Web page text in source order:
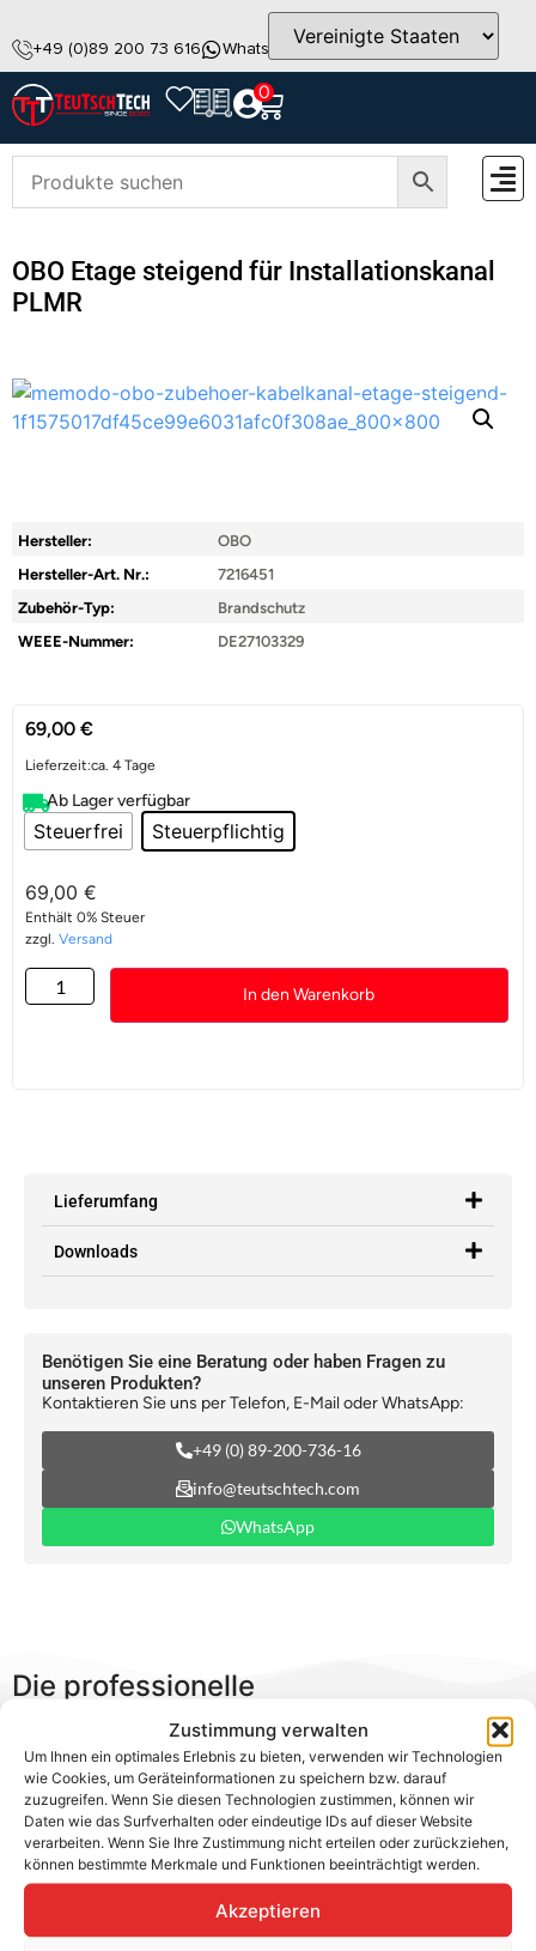
Zustimmung verwalten
Um Ihnen ein optimales Erlebnis zu bieten, verwenden wir Technologien
wie Cookies, um Geräteinformationen zu speichern bzw. darauf
zuzugreifen. Wenn Sie diesen Technologien zustimmen, können wir
Daten wie das Surfverhalten oder eindeutige IDs auf dieser Website
verarbeiten. Wenn Sie Ihre Zustimmung nicht erteilen oder zurückziehen,
können bestimmte Merkmale und Funktionen beeinträchtigt werden.
Akzeptieren
+49 (0)89 200 73 616 WhatsApp info@teutschtech.com
0
OBO Etage steigend für Installationskanal
PLMR
Hersteller:
OBO
Hersteller-Art. Nr.:
7216451
Zubehör-Typ:
Brandschutz
WEEE-Nummer:
DE27103329
69,00 €
Lieferzeit:ca. 4 Tage
Ab Lager verfügbar
Steuerfrei Steuerpflichtig
69,00 €
Enthält 0% Steuer
zzgl. Versand
In den Warenkorb
Lieferumfang
Downloads
Benötigen Sie eine Beratung oder haben Fragen zu
unseren Produkten?
Kontaktieren Sie uns per Telefon, E-Mail oder WhatsApp:
+49 (0) 89-200-736-16
info@teutschtech.com
WhatsApp
Die professionelle
Brandschutzlösung für PV-Kabel –
Brandschutz Installationskanal von
OBO Bettermann
Die Installationskanäle von OBO Bettermann
ermöglichen es, PV-Leitungen im Außenbereich zu
verlegen und eine Brandweiterleitung zu verhindern. Die
Kanäle sind witterungsbeständig.